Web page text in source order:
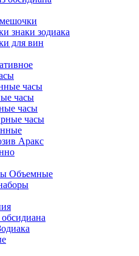
знаки зодиака
для вин
часы
часы
часы
часы
Аракс
Объемные